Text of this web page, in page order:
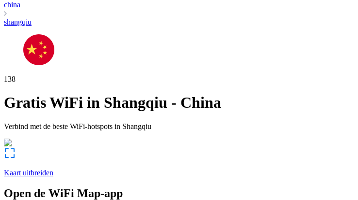
china
shangqiu
138
Gratis WiFi in Shangqiu - China
Verbind met de beste WiFi-hotspots in Shangqiu
Kaart uitbreiden
Open de WiFi Map-app